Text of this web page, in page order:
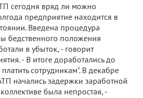
сегодня вряд ли можно
предприятие находится в
Введена процедура
бедственного положения
в убыток, - говорит
- В итоге доработались до
сотрудникам". В декабре
начались задержки заработной
была непростая, -